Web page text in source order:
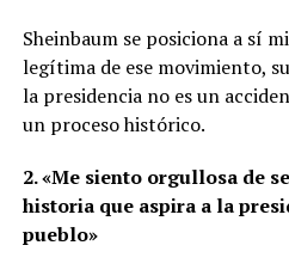
Sheinbaum se posiciona a sí
legítima de ese movimiento,
la presidencia no es un
un proceso histórico.
2. «Me siento orgullosa de
historia que aspira a la
pueblo»